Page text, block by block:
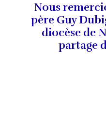
Nous
père Guy
diocèse de
partage